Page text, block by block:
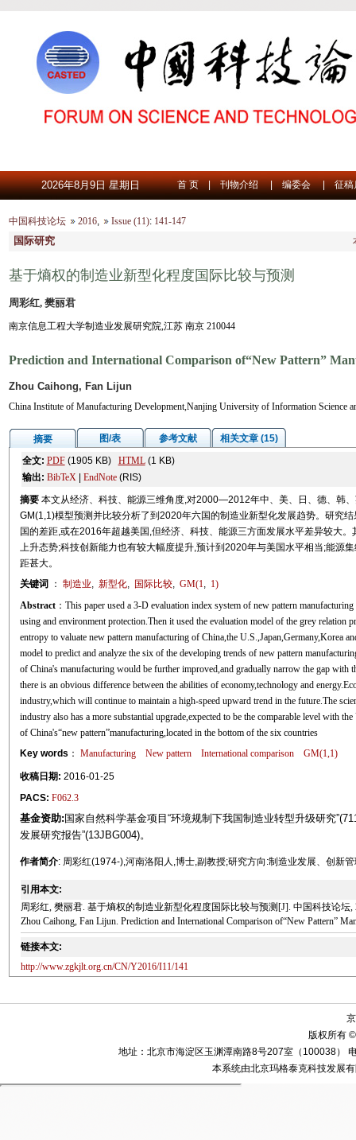
2026年8月9日 星期日 首 页 | 刊物介绍 | 编委会 | 征稿
中国科技论坛 2016, Issue (11):141-147
国际研究
基于熵权的制造业新型化程度国际比较与预测
周彩红, 樊丽君
南京信息工程大学制造业发展研究院,江苏 南京 210044
Prediction and International Comparison of“New Pattern”
Zhou Caihong, Fan Lijun
China Institute of Manufacturing Development,Nanjing University of Information Science
摘要 图/表 参考文献
相关文章 (15)
全文: PDF(1905 KB) HTML(1 KB)
输出: BibTeX| EndNote(RIS)
摘要 本文从经济、科技、能源三维角度,对2000—2012年中、美、日、德、韩
GM(1,1)模型预测并比较分析了到2020年六国的制造业新型化发展趋势。研究
国的差距,或在2016年超越美国,但经济、科技、能源三方面发展水平差异较大
上升态势;科技创新能力也有较大幅度提升,预计到2020年与美国水平相当;能源
距甚大。
关键词
： 制造业, 新型化, 国际比较, GM(1, 1)
Abstract：This paper used a 3-D evaluation index system of new pattern
using and environment protection.Then it used the evaluation model of the grey relation
entropy to valuate new pattern manufacturing of China,the U.S.,Japan,Germany,Korea
model to predict and analyze the six of the developing trends of new pattern
of China's manufacturing would be further improved,and gradually narrow the gap with
there is an obvious difference between the abilities of economy,technology and
industry,which will continue to maintain a high-speed upward trend in the future.The
industry also has a more substantial upgrade,expected to be the comparable level with
of China's“new pattern”manufacturing,located in the bottom of the six countries
Key words ： Manufacturing New pattern International comparison GM(1,1)
收稿日期: 2016-01-25
PACS: F062.3
基金资助: 国家自然科学基金项目“环境规制下我国制造业转型升级研究
发展研究报告”(13JBG004)。
作者简介: 周彩红(1974-),河南洛阳人,博士,副教授;研究方向:制造业发展、创新
引用本文:
周彩红, 樊丽君. 基于熵权的制造业新型化程度国际比较与预测[J]. 中国科技论坛,
Zhou Caihong, Fan Lijun. Prediction and International Comparison of“New Pattern”
链接本文:
http://www.zgkjlt.org.cn/CN/Y2016/I11/141
版权所有
地址：北京市海淀区玉渊潭南路8号207室（100038）
本系统由北京玛格泰克科技发展